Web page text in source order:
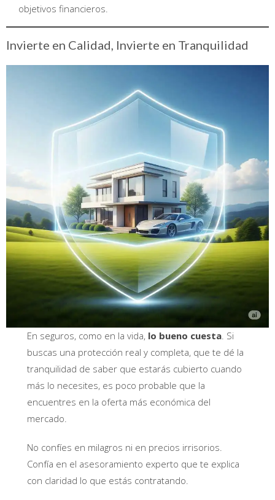
objetivos financieros.
Invierte en Calidad, Invierte en Tranquilidad
En seguros, como en la vida, lo bueno cuesta. Si
buscas una protección real y completa, que te dé la
tranquilidad de saber que estarás cubierto cuando
más lo necesites, es poco probable que la
encuentres en la oferta más económica del
mercado.
No confíes en milagros ni en precios irrisorios.
Confía en el asesoramiento experto que te explica
con claridad lo que estás contratando.